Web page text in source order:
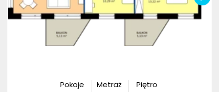
Pokoje
Metraż
Piętro